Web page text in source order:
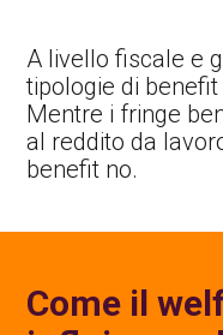
A livello fiscale e
tipologie di
Mentre i fringe
al reddito da
benefit no.
Come il